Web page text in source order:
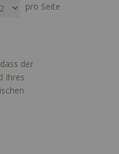
pro Seite
der
Ihres